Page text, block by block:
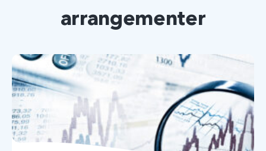
arrangementer